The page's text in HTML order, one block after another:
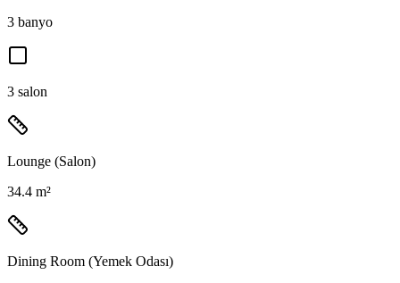
3 banyo
3 salon
Lounge (Salon)
34.4 m²
Dining Room (Yemek Odası)